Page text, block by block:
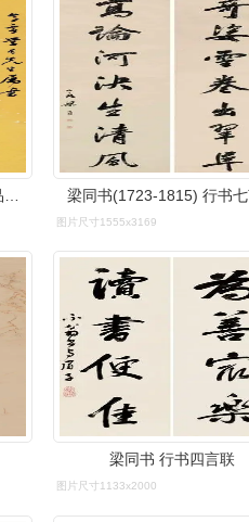
梁同书(1723-1815) 行书
图片尺寸1555x3169
梁同书 行书四言联
图片尺寸1133x2000